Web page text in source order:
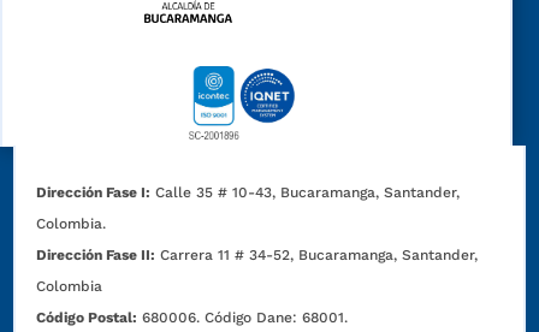
Dirección Fase I: Calle 35 # 10-43, Bucaramanga, Santander,
Colombia.
Dirección Fase II: Carrera 11 # 34-52, Bucaramanga, Santander,
Colombia
Código Postal: 680006. Código Dane: 68001.